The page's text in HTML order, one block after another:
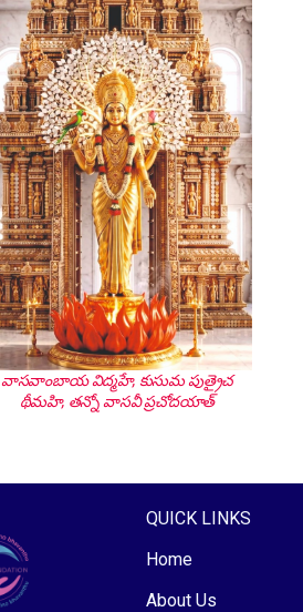
వాసవాంబాయ విద్మహే, కుసుమ పుత్రైచ
థీమహి, తన్నో వాసవీ ప్రచోదయాత్
QUICK LINKS
Home
About Us